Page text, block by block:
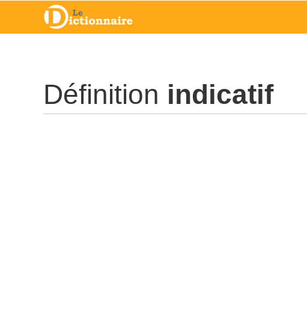
Définition indicatif